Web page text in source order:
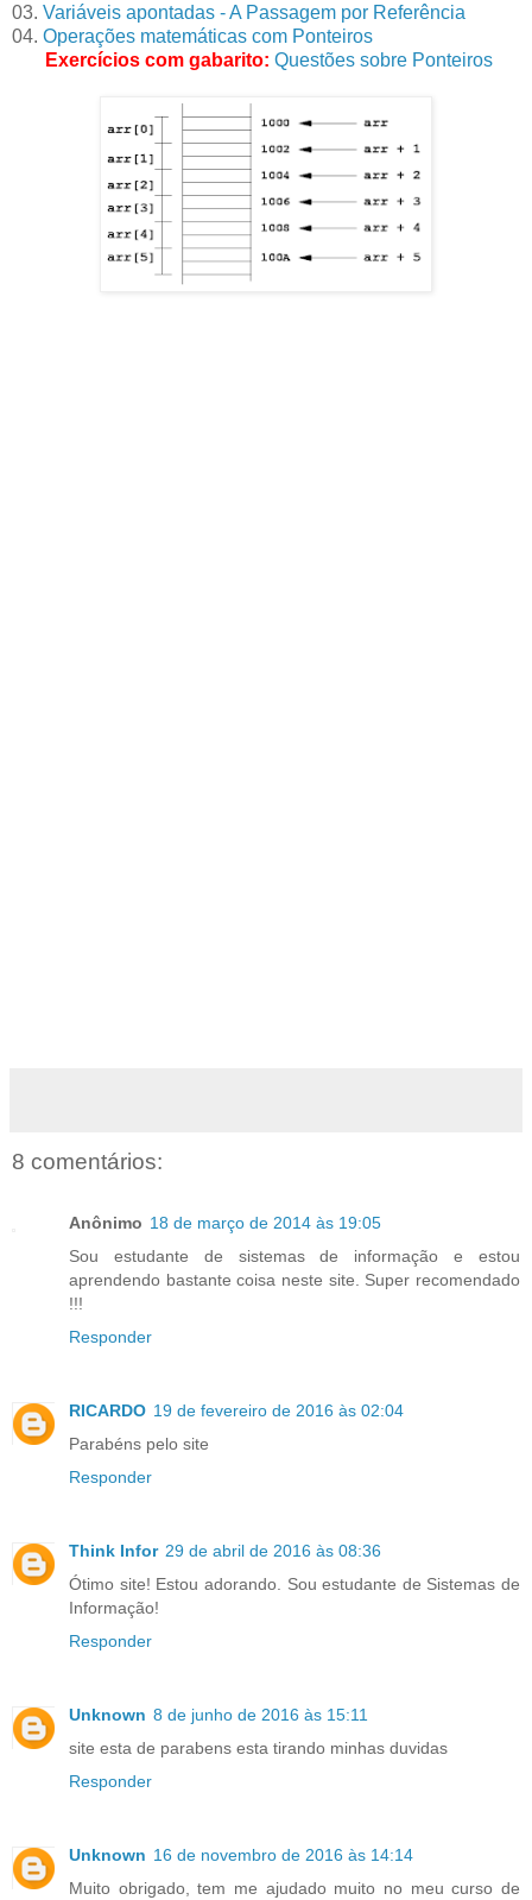
03. Variáveis apontadas - A Passagem por Referência
04. Operações matemáticas com Ponteiros
Exercícios com gabarito: Questões sobre Ponteiros
8 comentários:
Anônimo 18 de março de 2014 às 19:05
Sou estudante de sistemas de informação e estou
aprendendo bastante coisa neste site. Super recomendado
!!!
Responder
RICARDO 19 de fevereiro de 2016 às 02:04
Parabéns pelo site
Responder
Think Infor 29 de abril de 2016 às 08:36
Ótimo site! Estou adorando. Sou estudante de Sistemas de
Informação!
Responder
Unknown 8 de junho de 2016 às 15:11
site esta de parabens esta tirando minhas duvidas
Responder
Unknown 16 de novembro de 2016 às 14:14
Muito obrigado, tem me ajudado muito no meu curso de